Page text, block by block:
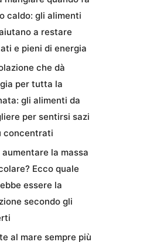
caldo: gli alimenti
a restare
e pieni di energia
che dà
per tutta la
gli alimenti da
per sentirsi sazi
concentrati
aumentare la massa
Ecco quale
essere la
secondo gli
al mare sempre più